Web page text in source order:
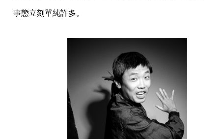
事態立刻單純許多。